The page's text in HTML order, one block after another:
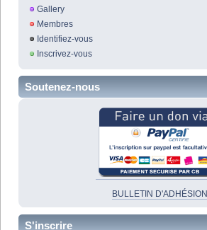
Gallery
Membres
Identifiez-vous
Inscrivez-vous
Soutenez-nous
BULLETIN D'ADHÉSION
S'inscrire